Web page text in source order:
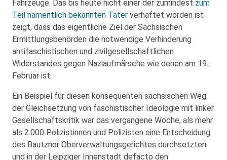
Fahrzeuge. Das bis heute nicht einer der zumindest zum
Teil namentlich bekannten Täter verhaftet worden ist
zeigt, dass das eigentliche Ziel der Sächsischen
Ermittlungsbehörden die notwendige Verhinderung
antifaschistischen und zivilgesellschaftlichen
Widerstandes gegen Naziaufmärsche wie denen am 19.
Februar ist.
Ein Beispiel für diesen konsequenten sächsischen Weg
der Gleichsetzung von faschistischer Ideologie mit linker
Gesellschaftskritik war das vergangene Woche, als mehr
als 2.000 Polizistinnen und Polizisten eine Entscheidung
des Bautzner Oberverwaltungsgerichtes durchsetzten
und in der Leipziger Innenstadt defacto den